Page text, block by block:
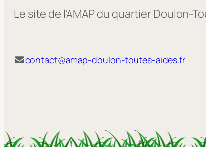
Le site de l'AMAP du quartier Doulon-
contact@amap-doulon-toutes-aides.fr